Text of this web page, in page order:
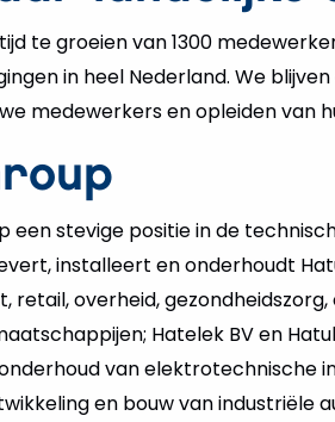
te groeien van 1300
in heel Nederland. We
medewerkers en opleiden van
een stevige positie in de
installeert en onderhoudt
overheid, gezondheidszorg,
Hatelek BV en
van elektrotechnische
en bouw van industriële